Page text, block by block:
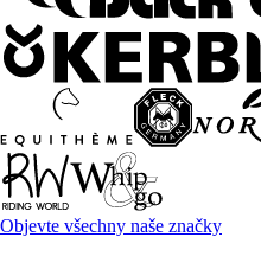
Objevte všechny naše značky